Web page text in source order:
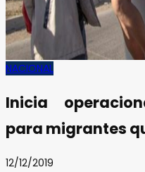
NACIONAL
Inicia
para migrantes
12/12/2019